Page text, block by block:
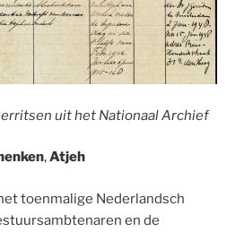
uit het Nationaal Archief
,Atjeh
toenmalige Nederlandsch
en de